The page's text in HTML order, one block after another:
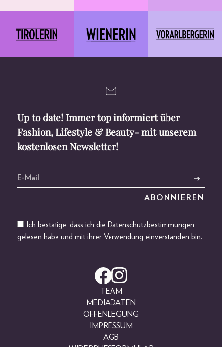
Up to date! Immer top informiert über
Fashion, Lifestyle & Beauty- mit unserem
kostenlosen Newsletter!
Ich bestätige, dass ich die Datenschutzbestimmungen
gelesen habe und mit ihrer Verwendung einverstanden bin.
TEAM
MEDIADATEN
OFFENLEGUNG
IMPRESSUM
AGB